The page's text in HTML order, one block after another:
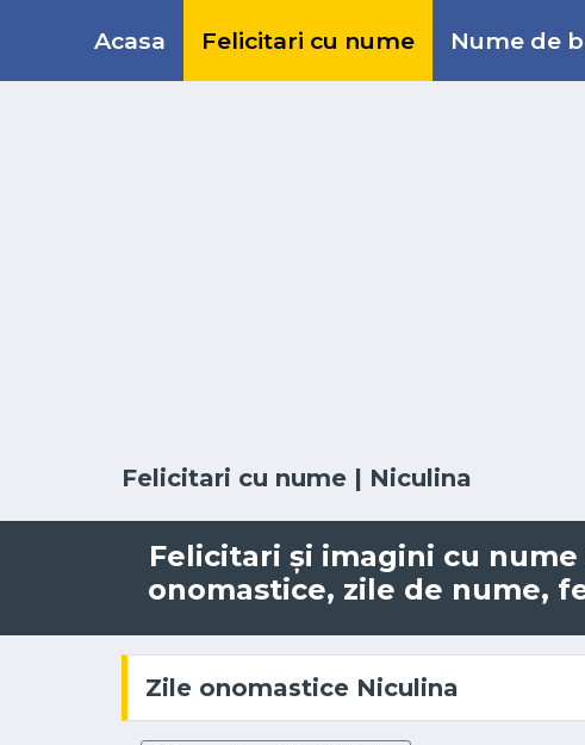
Acasa Felicitari cu nume Nume de
Felicitari cu nume | Niculina
Felicitari și imagini cu
onomastice, zile de nume,
Zile onomastice Niculina